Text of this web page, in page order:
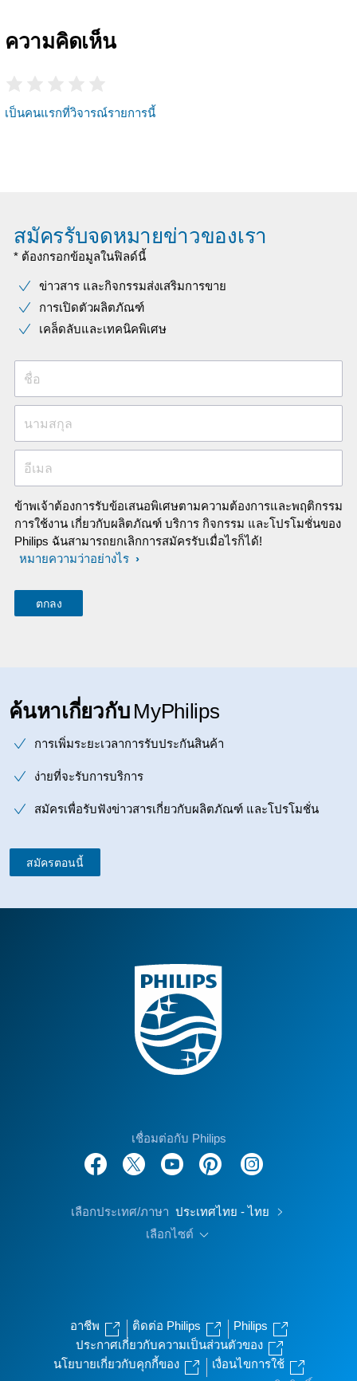
ความคิดเห็น
เป็นคนแรกที่วิจารณ์รายการนี้
สมัครรับจดหมายข่าวของเรา
* ต้องกรอกข้อมูลในฟิลด์นี้
ข่าวสาร และกิจกรรมส่งเสริมการขาย
การเปิดตัวผลิตภัณฑ์
เคล็ดลับและเทคนิคพิเศษ
ชื่อ
นามสกุล
อีเมล
ข้าพเจ้าต้องการรับข้อเสนอพิเศษตามความต้องการและพฤติกรรม
การใช้งาน เกี่ยวกับผลิตภัณฑ์ บริการ กิจกรรม และโปรโมชั่นของ
Philips ฉันสามารถยกเลิกการสมัครรับเมื่อไรก็ได้!
หมายความว่าอย่างไร
ค้นหาเกี่ยวกับ MyPhilips
การเพิ่มระยะเวลาการรับประกันสินค้า
ง่ายที่จะรับการบริการ
สมัครเพื่อรับฟังข่าวสารเกี่ยวกับผลิตภัณฑ์ และโปรโมชั่น
สมัครตอนนี้
เชื่อมต่อกับ Philips
เลือกประเทศ/ภาษา ประเทศไทย - ไทย
เลือกไซต์
อาชีพ ติดต่อ Philips
Philips
ประกาศเกี่ยวกับความเป็นส่วนตัวของ
นโยบายเกี่ยวกับคุกกี้ของ
เงื่อนไขการใช้